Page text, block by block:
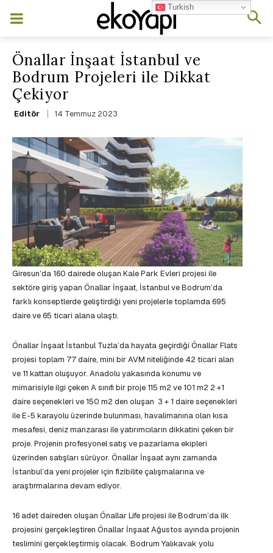
Önallar İnşaat İstanbul ve
Bodrum Projeleri ile Dikkat
Çekiyor
Editör 14 Temmuz 2023
Giresun’da 160 dairede oluşan Kale Park Evleri projesi ile
sektöre giriş yapan Önallar İnşaat, İstanbul ve Bodrum’da
farklı konseptlerde geliştirdiği yeni projelerle toplamda 695
daire ve 65 ticari alana ulaştı.
Önallar İnşaat İstanbul Tuzla’da hayata geçirdiği Önallar Flats
projesi toplam 77 daire, mini bir AVM niteliğinde 42 ticari alan
ve 11 kattan oluşuyor. Anadolu yakasında konumu ve
mimarisiyle ilgi çeken A sınıfı bir proje 115 m2 ve 101 m2 2 +1
daire seçenekleri ve 150 m2 den oluşan 3 + 1 daire seçenekleri
ile E-5 karayolu üzerinde bulunması, havalimanına olan kısa
mesafesi, deniz manzarası ile yatırımcıların dikkatini çeken bir
proje. Projenin profesyonel satış ve pazarlama ekipleri
üzerinden satışları sürüyor. Önallar İnşaat aynı zamanda
İstanbul’da yeni projeler için fizibilite çalışmalarına ve
araştırmalarına devam ediyor.
16 adet daireden oluşan Önallar Life projesi ile Bodrum’da ilk
projesini gerçekleştiren Önallar İnşaat Ağustos ayında projenin
teslimini gerçekleştirmiş olacak. Bodrum Yalıkavak yolu
Turkish